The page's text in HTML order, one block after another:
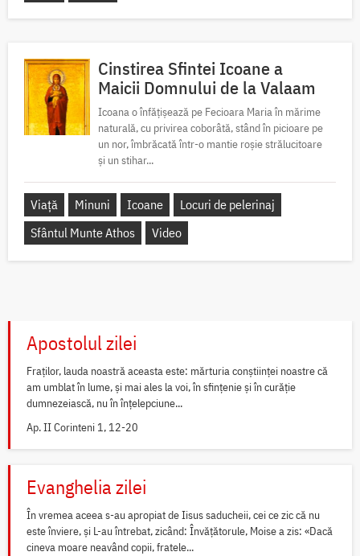
Cinstirea Sfintei Icoane a
Maicii Domnului de la Valaam
Icoana o înfățișează pe Fecioara Maria în mărime
naturală, cu privirea coborâtă, stând în picioare pe
un nor, îmbrăcată într-o mantie roșie strălucitoare
și un stihar...
Viață Minuni Icoane
Locuri de pelerinaj
Sfântul Munte Athos
Video
Apostolul zilei
Fraților, lauda noastră aceasta este: mărturia conștiinței noastre că
am umblat în lume, și mai ales la voi, în sfințenie și în curăție
dumnezeiască, nu în înțelepciune...
Ap. II Corinteni 1, 12-20
Evanghelia zilei
În vremea aceea s-au apropiat de Iisus saducheii, cei ce zic că nu
este înviere, și L-au întrebat, zicând: Învățătorule, Moise a zis: «Dacă
cineva moare neavând copii, fratele...